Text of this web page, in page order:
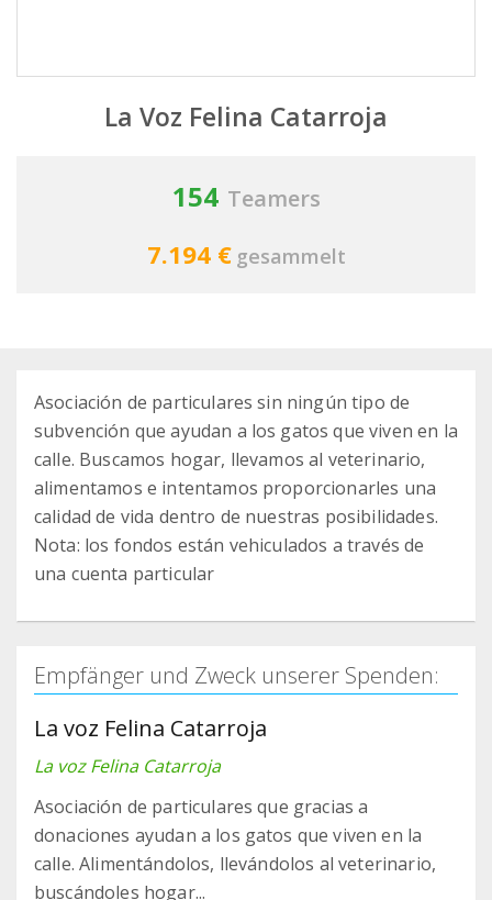
La Voz Felina Catarroja
154 Teamers
7.194 € gesammelt
Asociación de particulares sin ningún tipo de
subvención que ayudan a los gatos que viven en la
calle. Buscamos hogar, llevamos al veterinario,
alimentamos e intentamos proporcionarles una
calidad de vida dentro de nuestras posibilidades.
Nota: los fondos están vehiculados a través de
una cuenta particular
Empfänger und Zweck unserer Spenden:
La voz Felina Catarroja
La voz Felina Catarroja
Asociación de particulares que gracias a
donaciones ayudan a los gatos que viven en la
calle. Alimentándolos, llevándolos al veterinario,
buscándoles hogar...